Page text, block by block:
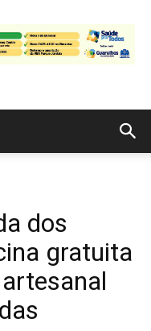
dos
gratuita